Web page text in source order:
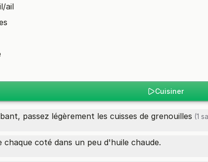
ail
Cuisiner
passez légèrement les cuisses de grenouilles (1
chaque coté dans un peu d'huile chaude.